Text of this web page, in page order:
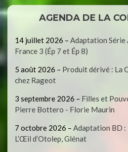
AGENDA DE LA
14 juillet 2026 – Adaptation
France 3 (Ép 7 et Ép 8)
5 août 2026 – Produit dérivé : La
chez Rageot
3 septembre 2026 – Filles et
Pierre Bottero - Florie Maurin
7 octobre 2026 – Adaptation BD :
L’Œil d’Otolep, Glénat